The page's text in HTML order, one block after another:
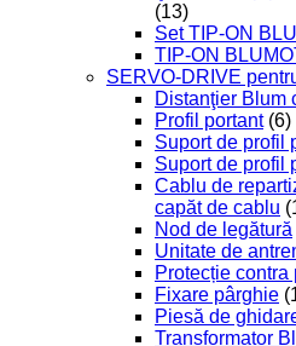
(13)
Set TIP-ON
TIP-ON
SERVO-DRIVE
Distanţier Blum
Profil portant (6)
Suport de profil
Suport de profil
Cablu de
capăt de cablu
Nod de legătură
Unitate de
Protecție
Fixare pârghie
Piesă de
Transformator